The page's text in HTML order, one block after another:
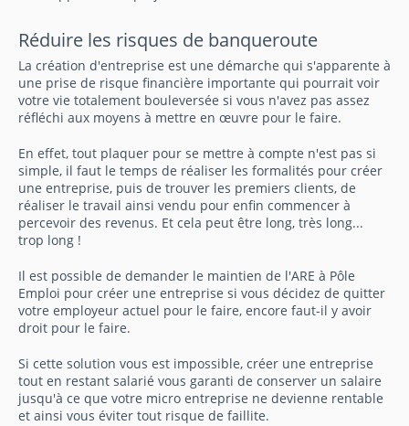
Réduire les risques de banqueroute
La création d'entreprise est une démarche qui s'apparente à
une prise de risque financière importante qui pourrait voir
votre vie totalement bouleversée si vous n'avez pas assez
réfléchi aux moyens à mettre en œuvre pour le faire.
En effet, tout plaquer pour se mettre à compte n'est pas si
simple, il faut le temps de réaliser les formalités pour créer
une entreprise, puis de trouver les premiers clients, de
réaliser le travail ainsi vendu pour enfin commencer à
percevoir des revenus. Et cela peut être long, très long...
trop long !
Il est possible de demander le maintien de l'ARE à Pôle
Emploi pour créer une entreprise si vous décidez de quitter
votre employeur actuel pour le faire, encore faut-il y avoir
droit pour le faire.
Si cette solution vous est impossible, créer une entreprise
tout en restant salarié vous garanti de conserver un salaire
jusqu'à ce que votre micro entreprise ne devienne rentable
et ainsi vous éviter tout risque de faillite.